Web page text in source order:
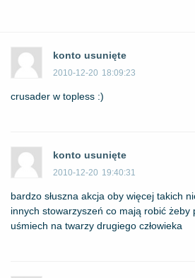
konto usunięte
2010-12-20 18:09:23
crusader w topless :)
konto usunięte
2010-12-20 19:40:31
bardzo słuszna akcja oby więcej takich
innych stowarzyszeń co mają robić żeby
uśmiech na twarzy drugiego człowieka